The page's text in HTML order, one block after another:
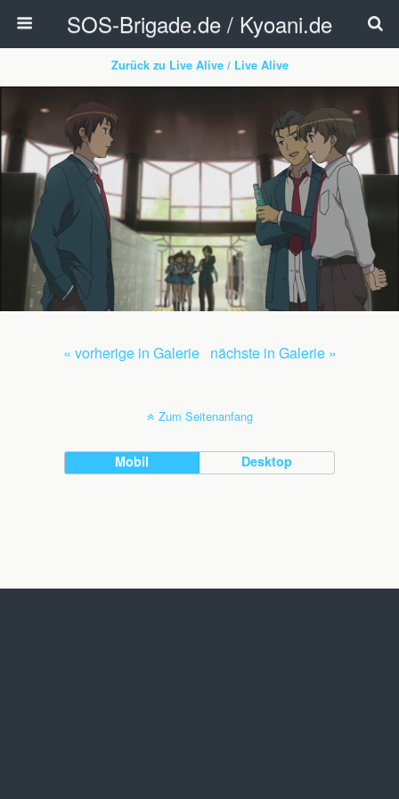
SOS-Brigade.de / Kyoani.de
Zurück zu Live Alive / Live Alive
« vorherige in Galerie nächste in Galerie »
Zum Seitenanfang
Mobil Desktop